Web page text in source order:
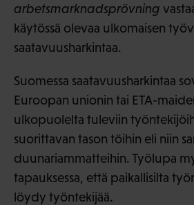
arbetsmarknadsprövning
käytössä olevaa ulkomaisen
saatavuusharkintaa.
Suomessa saatavuusharkintaa
Euroopan unionin tai ETA-
ulkopuolelta tuleviin
suorittavan tason töihin eli niin
duunariammatteihin. Työlupa
tapauksessa, että paikallisilta
löydy työntekijää.